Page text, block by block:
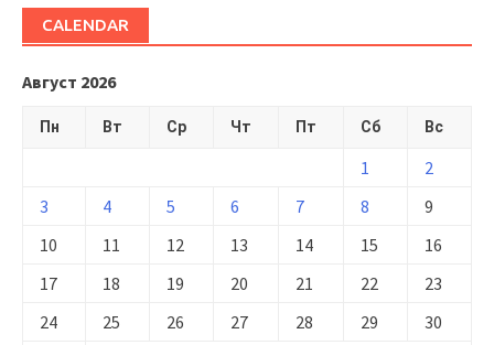
CALENDAR
Август 2026
Пн Вт Ср Чт Пт Сб Вс
1
2
3
4 5 6 7 8
9
10
11 12 13 14 15
16
17
18 19 20 21 22
23
24
25 26 27 28 29
30